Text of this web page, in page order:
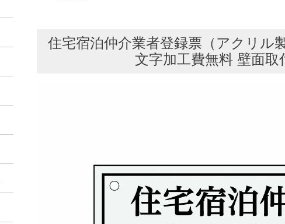
住宅宿泊仲介業者登録票（アクリル
文字加工費無料 壁面